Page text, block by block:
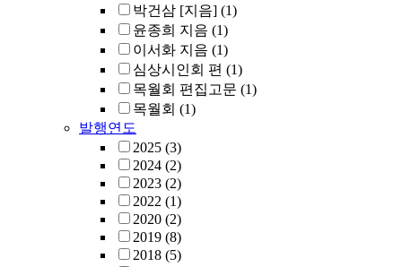
박건삼 [지음] (1)
윤종희 지음 (1)
이서화 지음 (1)
심상시인회 편 (1)
목월회 편집고문 (1)
목월회 (1)
발행연도
2025 (3)
2024 (2)
2023 (2)
2022 (1)
2020 (2)
2019 (8)
2018 (5)